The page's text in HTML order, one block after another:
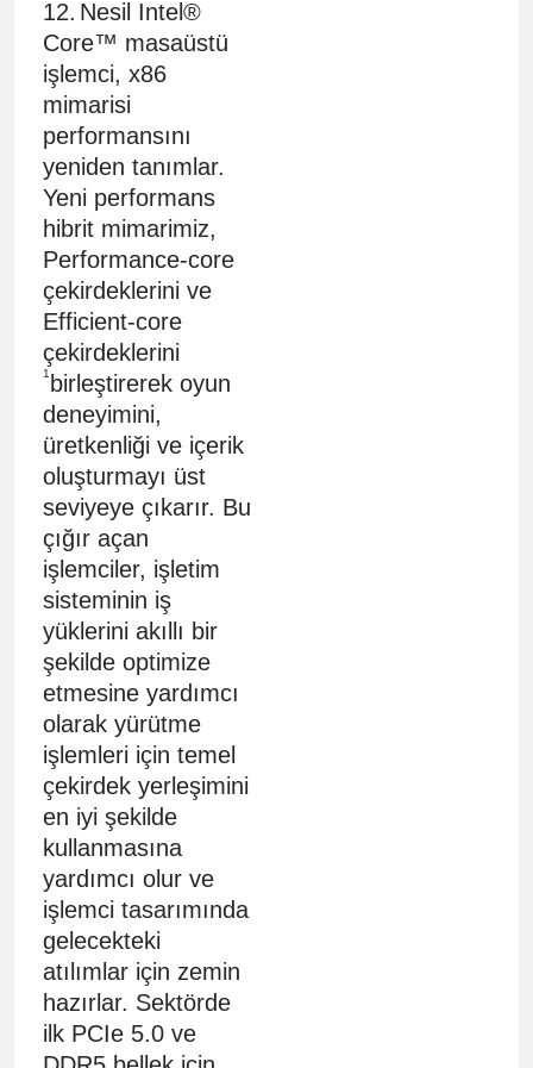
12. Nesil Intel®
Core™ masaüstü
işlemci, x86
mimarisi
performansını
yeniden tanımlar.
Yeni performans
hibrit mimarimiz,
Performance-core
çekirdeklerini ve
Efficient-core
çekirdeklerini
1 birleştirerek oyun
deneyimini,
üretkenliği ve içerik
oluşturmayı üst
seviyeye çıkarır. Bu
çığır açan
işlemciler, işletim
sisteminin iş
yüklerini akıllı bir
şekilde optimize
etmesine yardımcı
olarak yürütme
işlemleri için temel
çekirdek yerleşimini
en iyi şekilde
kullanmasına
yardımcı olur ve
işlemci tasarımında
gelecekteki
atılımlar için zemin
hazırlar. Sektörde
ilk PCIe 5.0 ve